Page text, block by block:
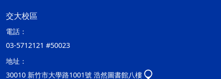
交大校區
電話：
03-5712121 #50023
地址：
30010 新竹市大學路1001號 浩然圖書館八樓